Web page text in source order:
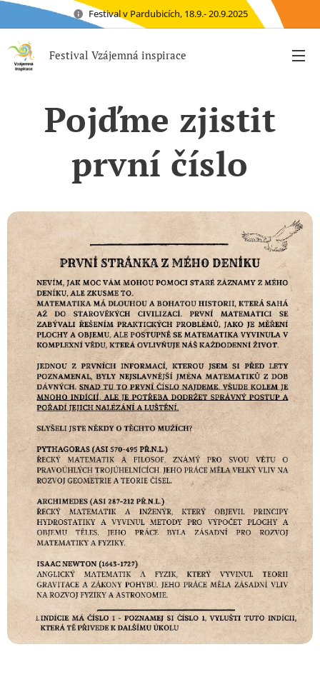
Festival v Pardubicích, 18.9.- 20.9.2025
Festival Vzájemná inspirace
Pojďme zjistit
první číslo